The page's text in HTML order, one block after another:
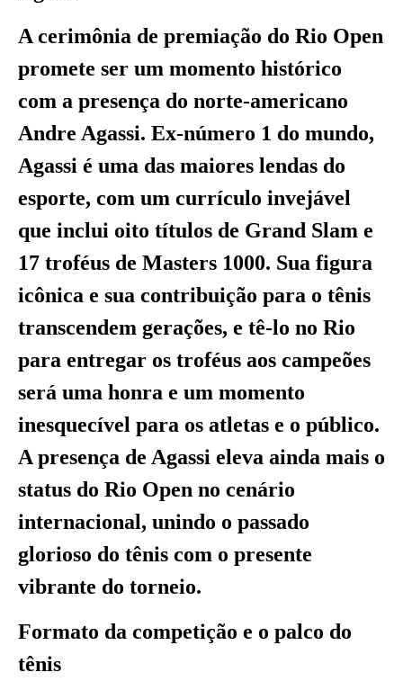
A cerimônia de premiação do Rio Open
promete ser um momento histórico
com a presença do norte-americano
Andre Agassi. Ex-número 1 do mundo,
Agassi é uma das maiores lendas do
esporte, com um currículo invejável
que inclui oito títulos de Grand Slam e
17 troféus de Masters 1000. Sua figura
icônica e sua contribuição para o tênis
transcendem gerações, e tê-lo no Rio
para entregar os troféus aos campeões
será uma honra e um momento
inesquecível para os atletas e o público.
A presença de Agassi eleva ainda mais o
status do Rio Open no cenário
internacional, unindo o passado
glorioso do tênis com o presente
vibrante do torneio.
Formato da competição e o palco do
tênis